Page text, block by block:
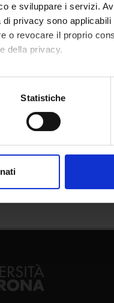
e sviluppare i servizi.
privacy sono
o revocare il proprio
della privacy.
di
sui cookie.
Statistiche